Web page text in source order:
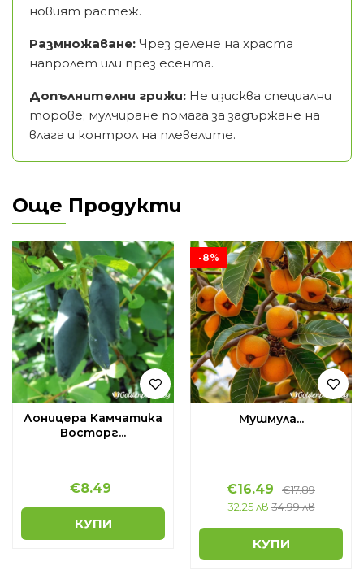
новият растеж.
Размножаване: Чрез делене на храста
напролет или през есента.
Допълнителни грижи: Не изисква специални
торове; мулчиране помага за задържане на
влага и контрол на плевелите.
Още Продукти
Лоницера Камчатика
Восторг...
€8.49
КУПИ
-8%
Мушмула...
€16.49 €17.89
32.25 лв 34.99 лв
КУПИ